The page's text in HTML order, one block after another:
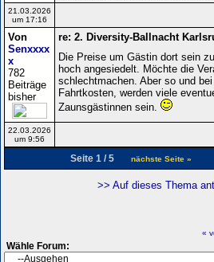
21.03.2026
um 17:16
Von
Senxxxx
x
782
Beiträge
bisher
re: 2. Diversity-Ballnacht
Die Preise um Gästin dort sein
hoch angesiedelt. Möchte die
schlechtmachen. Aber so und
Fahrtkosten, werden viele
Zaunsgästinnen sein.
22.03.2026
um 9:56
Seite 1 / 5 nächste Seite »
>> Auf dieses Thema
«
Wähle Forum: